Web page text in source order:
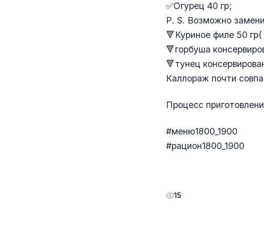
✅Огурец 40 гр;
Р. S. Возможно
🔻Куриное филе 50
🔻горбуша
🔻тунец
Каллораж почти
Процесс
#меню1800_1900
#рацион1800_1900
15